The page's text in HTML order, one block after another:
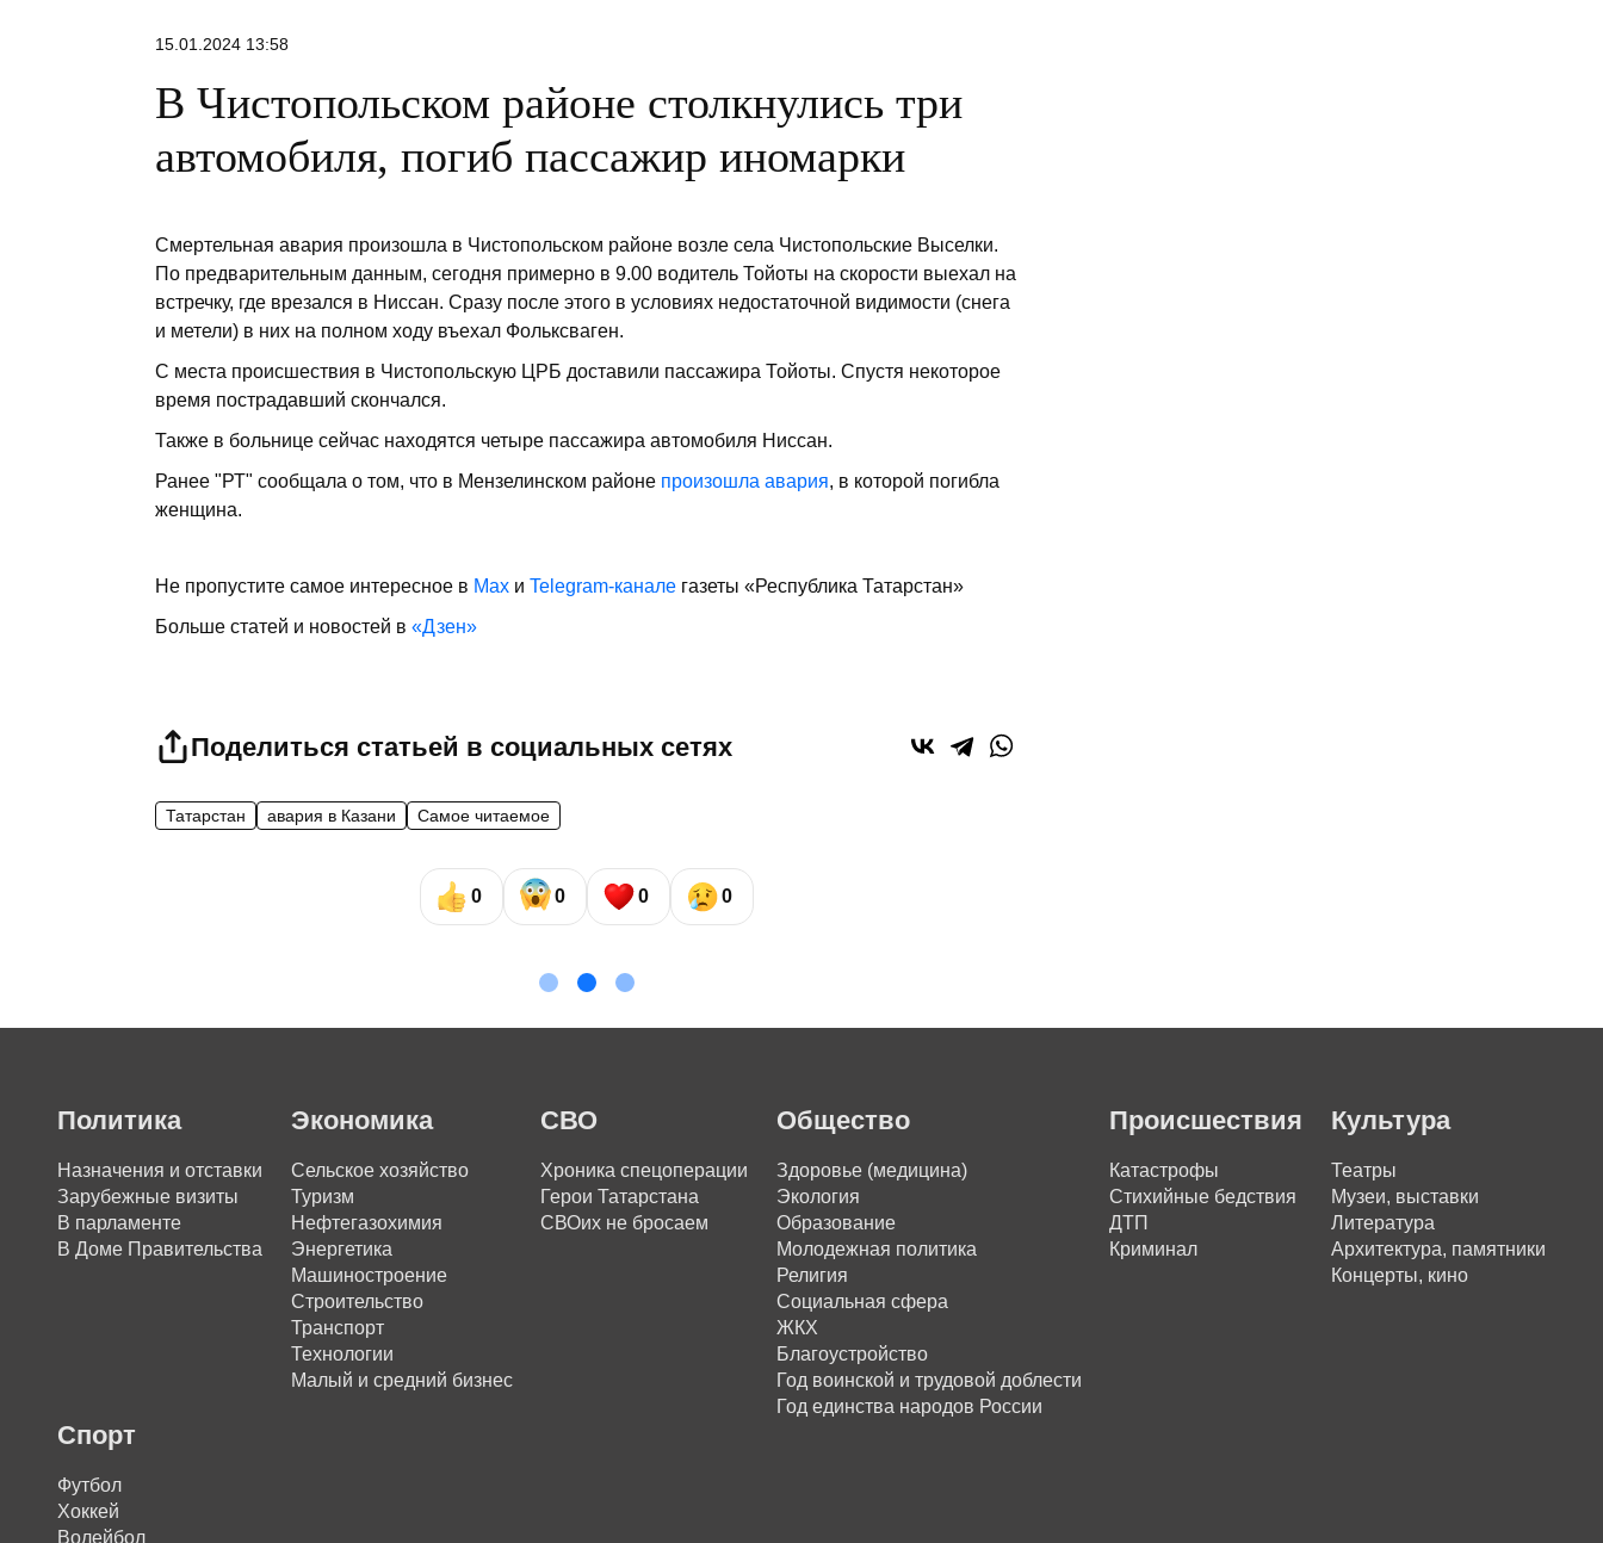
15.01.2024 13:58
В Чистопольском районе столкнулись три
автомобиля, погиб пассажир иномарки
Смертельная авария произошла в Чистопольском районе возле села Чистопольские Выселки.
По предварительным данным, сегодня примерно в 9.00 водитель Тойоты на скорости выехал на
встречку, где врезался в Ниссан. Сразу после этого в условиях недостаточной видимости (снега
и метели) в них на полном ходу въехал Фольксваген.
С места происшествия в Чистопольскую ЦРБ доставили пассажира Тойоты. Спустя некоторое
время пострадавший скончался.
Также в больнице сейчас находятся четыре пассажира автомобиля Ниссан.
Ранее "РТ" сообщала о том, что в Мензелинском районе произошла авария, в которой погибла
женщина.
Не пропустите самое интересное в Max и Telegram-канале газеты «Республика Татарстан»
Больше статей и новостей в «Дзен»
Поделиться статьей в социальных сетях
Татарстан авария в Казани Самое читаемое
0 0 0 0
Политика
Назначения и отставки
Зарубежные визиты
В парламенте
В Доме Правительства
Экономика
Сельское хозяйство
Туризм
Нефтегазохимия
Энергетика
Машиностроение
Строительство
Транспорт
Технологии
Малый и средний бизнес
СВО
Хроника спецоперации
Герои Татарстана
СВОих не бросаем
Общество
Здоровье (медицина)
Экология
Образование
Молодежная политика
Религия
Социальная сфера
ЖКХ
Благоустройство
Год воинской и трудовой доблести
Год единства народов России
Происшествия
Катастрофы
Стихийные бедствия
ДТП
Криминал
Культура
Театры
Музеи, выставки
Литература
Архитектура, памятники
Концерты, кино
Спорт
Футбол
Хоккей
Волейбол